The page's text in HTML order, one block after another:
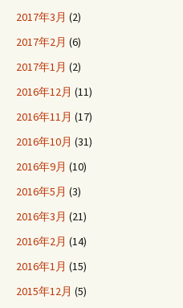
2017年3月 (2)
2017年2月 (6)
2017年1月 (2)
2016年12月 (11)
2016年11月 (17)
2016年10月 (31)
2016年9月 (10)
2016年5月 (3)
2016年3月 (21)
2016年2月 (14)
2016年1月 (15)
2015年12月 (5)